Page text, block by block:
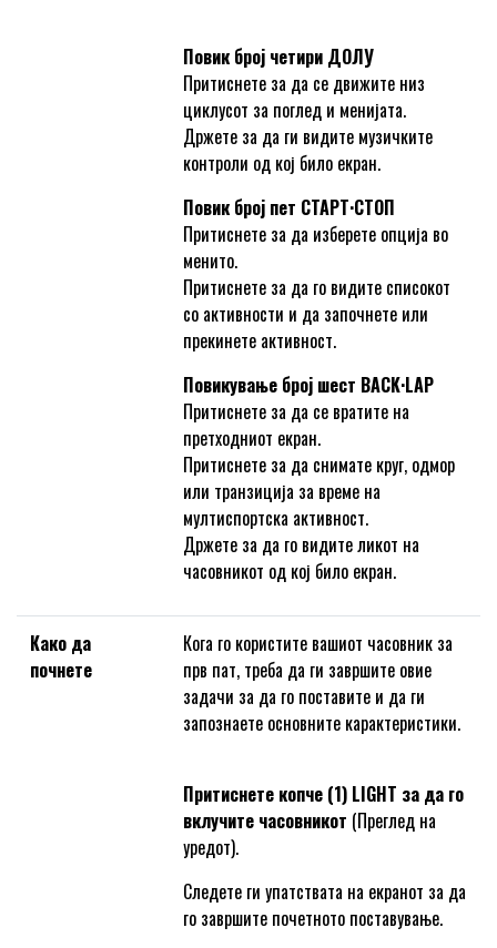
Повик број четири ДОЛУ
Притиснете за да се движите низ
циклусот за поглед и менијата.
Држете за да ги видите музичките
контроли од кој било екран.
Повик број пет СТАРТ·СТОП
Притиснете за да изберете опција во
менито.
Притиснете за да го видите списокот
со активности и да започнете или
прекинете активност.
Повикување број шест BACK·LAP
Притиснете за да се вратите на
претходниот екран.
Притиснете за да снимате круг, одмор
или транзиција за време на
мултиспортска активност.
Држете за да го видите ликот на
часовникот од кој било екран.
Како да
почнете
Кога го користите вашиот часовник за
прв пат, треба да ги завршите овие
задачи за да го поставите и да ги
запознаете основните карактеристики.
Притиснете копче (1) LIGHT за да го
вклучите часовникот (Преглед на
уредот).
Следете ги упатствата на екранот за да
го завршите почетното поставување.